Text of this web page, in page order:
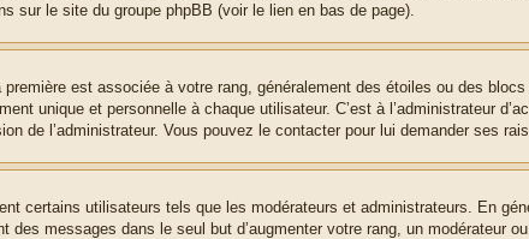
sur le site du groupe phpBB (voir le lien en bas de page).
est associée à votre rang, généralement des étoiles ou des
unique et personnelle à chaque utilisateur. C’est à l’administrateur
de l’administrateur. Vous pouvez le contacter pour lui demander ses
certains utilisateurs tels que les modérateurs et administrateurs. En
messages dans le seul but d’augmenter votre rang, un modérateur